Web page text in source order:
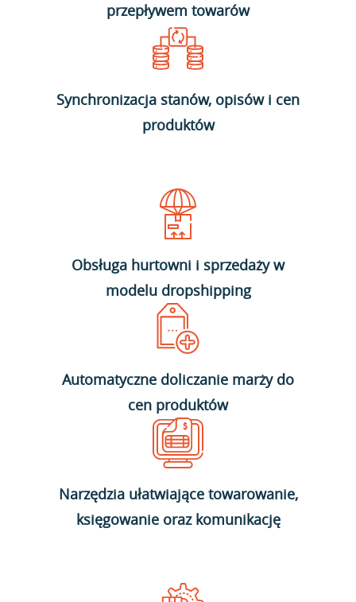
przepływem towarów
Synchronizacja stanów, opisów i cen
produktów
Obsługa hurtowni i sprzedaży w
modelu dropshipping
Automatyczne doliczanie marży do
cen produktów
Narzędzia ułatwiające towarowanie,
księgowanie oraz komunikację